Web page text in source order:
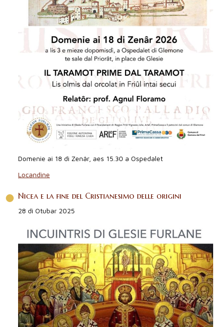
Domenie ai 18 di Zenâr, aes 15.30 a Ospedalet
Locandine
Nicea e la fine del Cristianesimo delle origini
28 di Otubar 2025